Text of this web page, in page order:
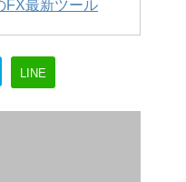
FX最新ツール
LINE